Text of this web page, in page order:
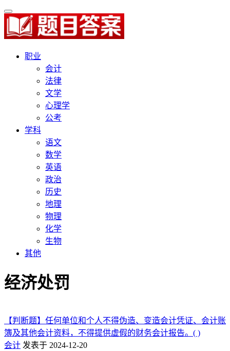
职业
会计
法律
文学
心理学
公考
学科
语文
数学
英语
政治
历史
地理
物理
化学
生物
其他
经济处罚
【判断题】任何单位和个人不得伪造、变造会计凭证、会计账
簿及其他会计资料，不得提供虚假的财务会计报告。( )
会计 发表于 2024-12-20